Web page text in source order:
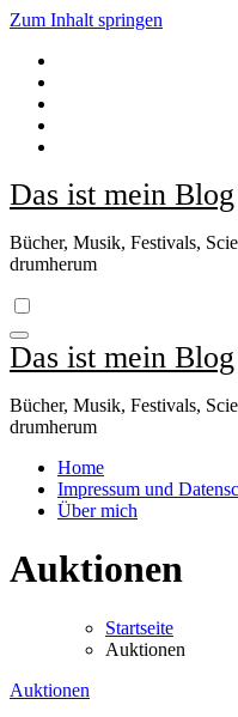
Zum Inhalt springen
Das ist mein Blog
Bücher, Musik, Festivals,
drumherum
Das ist mein Blog
Bücher, Musik, Festivals,
drumherum
Home
Impressum und
Über mich
Auktionen
Startseite
Auktionen
Auktionen